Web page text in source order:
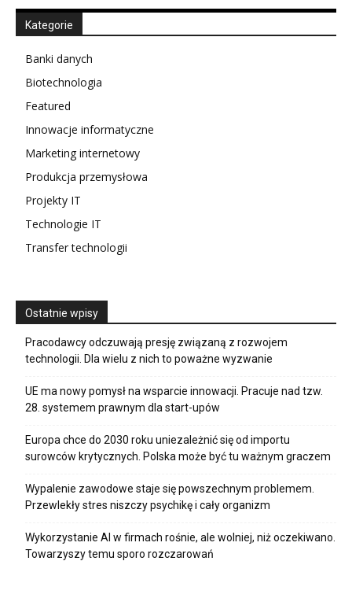
Kategorie
Banki danych
Biotechnologia
Featured
Innowacje informatyczne
Marketing internetowy
Produkcja przemysłowa
Projekty IT
Technologie IT
Transfer technologii
Ostatnie wpisy
Pracodawcy odczuwają presję związaną z rozwojem
technologii. Dla wielu z nich to poważne wyzwanie
UE ma nowy pomysł na wsparcie innowacji. Pracuje nad tzw.
28. systemem prawnym dla start-upów
Europa chce do 2030 roku uniezależnić się od importu
surowców krytycznych. Polska może być tu ważnym graczem
Wypalenie zawodowe staje się powszechnym problemem.
Przewlekły stres niszczy psychikę i cały organizm
Wykorzystanie AI w firmach rośnie, ale wolniej, niż oczekiwano.
Towarzyszy temu sporo rozczarowań